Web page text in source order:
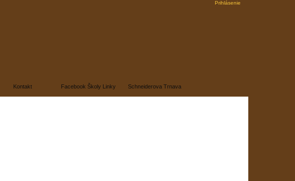
Prihlásenie
Kontakt Facebook Školy Linky Schneiderova Trnava